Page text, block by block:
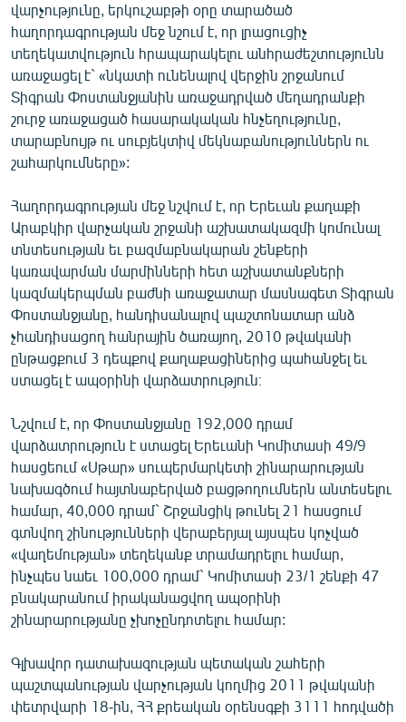
ՏՏ ԵՒ ԻՆՏԵՐՆԵՏ
ԿՈՐՈՆԱՎԻՐՈՒՍ
ԱՐԽԻՎ
ՏԵՍԱՆՅՈՒԹԵՐ
ԲԱՆԱՎԵՃ
ՁԳՏԵԼՈՎ ԼԱՎԱԳՈՒՅՆԻՆ
ՓՈԴՔԱՍԹ
Հայերեն
English
Русский
ՀԵՏԵՎԵՔ ՄԵԶ
«Ազատության» բոլոր կայքերը
վարչությունը, երկուշաբթի օրը տարածած
հաղորդագրության մեջ նշում է, որ լրացուցիչ
տեղեկատվություն հրապարակելու անհրաժեշտությունն
առաջացել է` «նկատի ունենալով վերջին շրջանում
Տիգրան Փոստանջյանին առաջադրված մեղադրանքի
շուրջ առաջացած հասարակական հնչեղությունը,
տարաբնույթ ու սուբյեկտիվ մեկնաբանություններն ու
շահարկումները»:
Հաղորդագրության մեջ նշվում է, որ Երեւան քաղաքի
Արաբկիր վարչական շրջանի աշխատակազմի կոմունալ
տնտեսության եւ բազմաբնակարան շենքերի
կառավարման մարմինների հետ աշխատանքների
կազմակերպման բաժնի առաջատար մասնագետ Տիգրան
Փոստանջյանը, հանդիսանալով պաշտոնատար անձ
չհանդիսացող հանրային ծառայող, 2010 թվականի
ընթացքում 3 դեպքով քաղաքացիներից պահանջել եւ
ստացել է ապօրինի վարձատրություն։
Նշվում է, որ Փոստանջյանը 192,000 դրամ
վարձատրություն է ստացել Երեւանի Կոմիտասի 49/9
հասցեում «Սթար» սուպերմարկետի շինարարության
նախագծում հայտնաբերված բացթողումներն անտեսելու
համար, 40,000 դրամ` Շրջանցիկ թունել 21 հասցում
գտնվող շինությունների վերաբերյալ այսպես կոչված
«վաղեմության» տեղեկանք տրամադրելու համար,
ինչպես նաեւ 100,000 դրամ` Կոմիտասի 23/1 շենքի 47
բնակարանում իրականացվող ապօրինի
շինարարությանը չխոչընդոտելու համար:
Գլխավոր դատախազության պետական շահերի
պաշտպանության վարչության կողմից 2011 թվականի
փետրվարի 18-ին, ՀՀ քրեական օրենսգքի 3111 հոդվածի